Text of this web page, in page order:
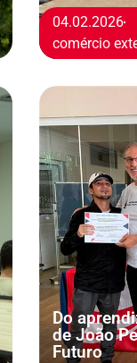
04.02.2026
comércio
Do
de João
Futuro